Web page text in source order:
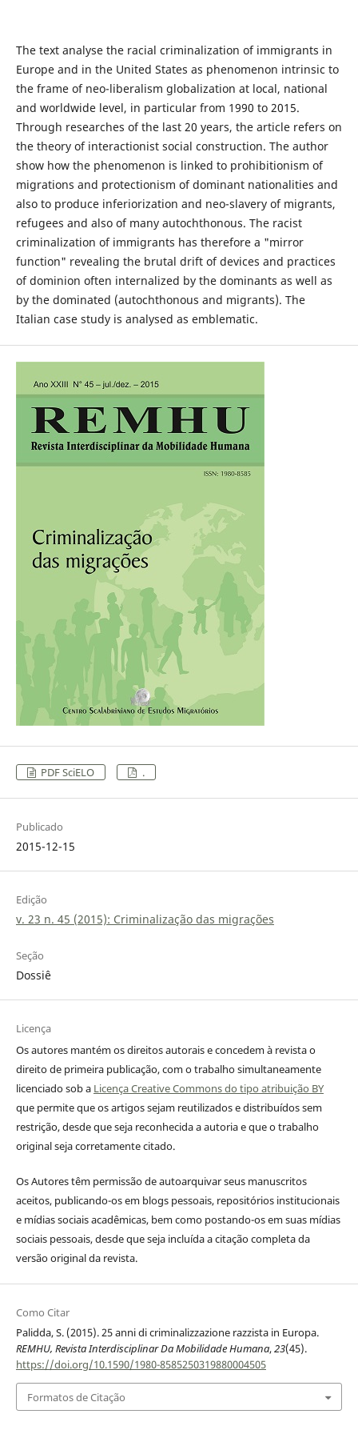
The text analyse the racial criminalization of immigrants in
Europe and in the United States as phenomenon intrinsic to
the frame of neo-liberalism globalization at local, national
and worldwide level, in particular from 1990 to 2015.
Through researches of the last 20 years, the article refers on
the theory of interactionist social construction. The author
show how the phenomenon is linked to prohibitionism of
migrations and protectionism of dominant nationalities and
also to produce inferiorization and neo-slavery of migrants,
refugees and also of many autochthonous. The racist
criminalization of immigrants has therefore a "mirror
function" revealing the brutal drift of devices and practices
of dominion often internalized by the dominants as well as
by the dominated (autochthonous and migrants). The
Italian case study is analysed as emblematic.
PDF SciELO .
Publicado
2015-12-15
Edição
v. 23 n. 45 (2015): Criminalização das migrações
Seção
Dossiê
Licença
Os autores mantém os direitos autorais e concedem à revista o
direito de primeira publicação, com o trabalho simultaneamente
licenciado sob a Licença Creative Commons do tipo atribuição BY
que permite que os artigos sejam reutilizados e distribuídos sem
restrição, desde que seja reconhecida a autoria e que o trabalho
original seja corretamente citado.
Os Autores têm permissão de autoarquivar seus manuscritos
aceitos, publicando-os em blogs pessoais, repositórios institucionais
e mídias sociais acadêmicas, bem como postando-os em suas mídias
sociais pessoais, desde que seja incluída a citação completa da
versão original da revista.
Como Citar
Palidda, S. (2015). 25 anni di criminalizzazione razzista in Europa.
REMHU, Revista Interdisciplinar Da Mobilidade Humana,23(45).
https://doi.org/10.1590/1980-8585250319880004505
Formatos de Citação